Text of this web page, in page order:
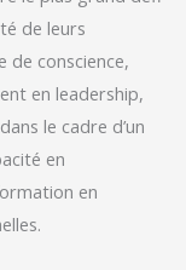
de leurs
de conscience,
en leadership,
le cadre d’un
en
en